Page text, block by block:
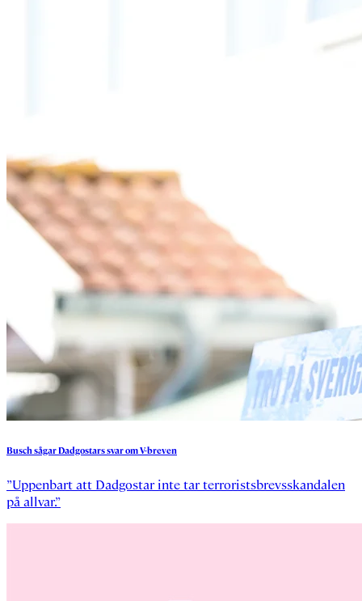
BuschsågarDadgostarssvaromV-breven
”Uppenbart att Dadgostar inte tar terroristsbrevsskandalen
på allvar.”